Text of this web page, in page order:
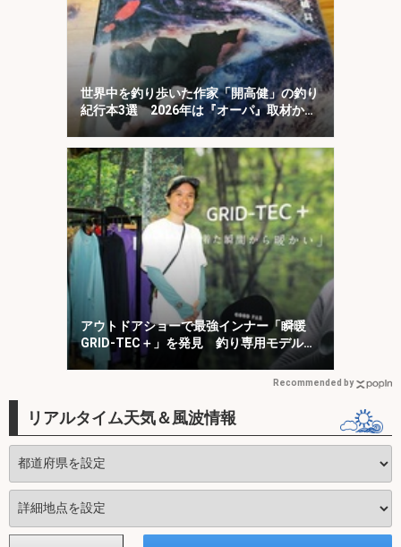
世界中を釣り歩いた作家「開高健」の釣り
紀行本3選 2026年は『オーパ』取材から
50周年
アウトドアショーで最強インナー「瞬暖
GRID-TEC＋」を発見 釣り専用モデルも
登場
Recommended by
リアルタイム天気＆風波情報